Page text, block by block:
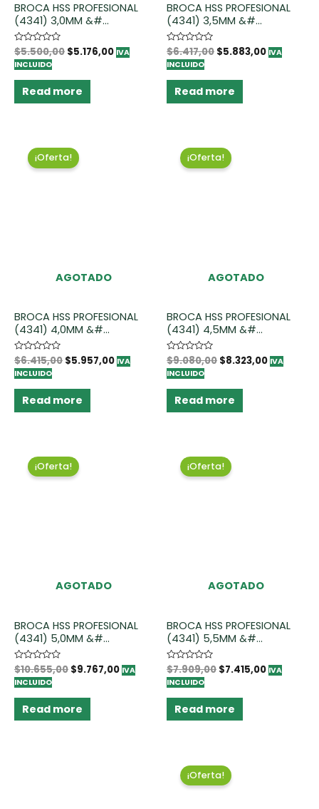
BROCA HSS PROFESIONAL
(4341) 3,0MM &#...
Rated
0
out
$5.500,00 $5.176,00 IVA
INCLUIDO
Read more
BROCA HSS PROFESIONAL
(4341) 3,5MM &#...
Rated
0
out
$6.417,00 $5.883,00 IVA
INCLUIDO
Read more
AGOTADO
¡Oferta!
BROCA HSS PROFESIONAL
(4341) 4,0MM &#...
Rated
0
out
$6.415,00 $5.957,00 IVA
INCLUIDO
Read more
AGOTADO
¡Oferta!
BROCA HSS PROFESIONAL
(4341) 4,5MM &#...
Rated
0
out
$9.080,00 $8.323,00 IVA
INCLUIDO
Read more
AGOTADO
¡Oferta!
BROCA HSS PROFESIONAL
(4341) 5,0MM &#...
Rated
0
out
$10.655,00 $9.767,00 IVA
INCLUIDO
Read more
AGOTADO
¡Oferta!
BROCA HSS PROFESIONAL
(4341) 5,5MM &#...
Rated
0
out
$7.909,00 $7.415,00 IVA
INCLUIDO
Read more
¡Oferta!